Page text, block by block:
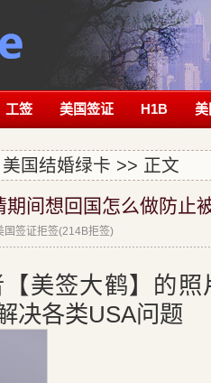
工签 美国签证 H1B 美
美国结婚绿卡 >> 正文
期间想回国怎么做防止
国签证拒签(214B拒签)
美签大鹤】的
决各类USA问题